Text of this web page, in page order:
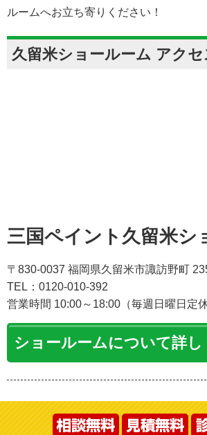
ルームへお立ち寄りください！
久留米ショールーム アク
三国ペイント久留米シ
〒830-0037 福岡県久留米市諏訪野町
TEL：0120-010-392
営業時間 10:00～18:00（毎週日曜日定
ショールームについて詳